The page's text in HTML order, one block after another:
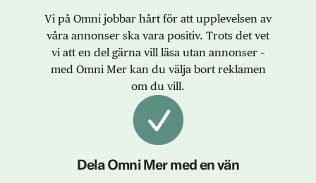
Vi på Omni jobbar hårt för att upplevelsen av
våra annonser ska vara positiv. Trots det vet
vi att en del gärna vill läsa utan annonser –
med Omni Mer kan du välja bort reklamen
om du vill.
Dela Omni Mer med en vän